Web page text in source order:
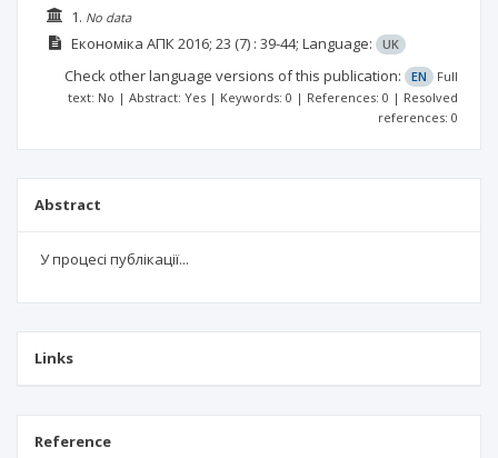
1. No data
Економіка АПК2016; 23 (7) : 39-44; Language: UK
Check other language versions of this publication: EN
Full
text: No | Abstract: Yes | Keywords: 0 | References: 0 | Resolved
references: 0
Abstract
У процесі публікації...
Links
Reference